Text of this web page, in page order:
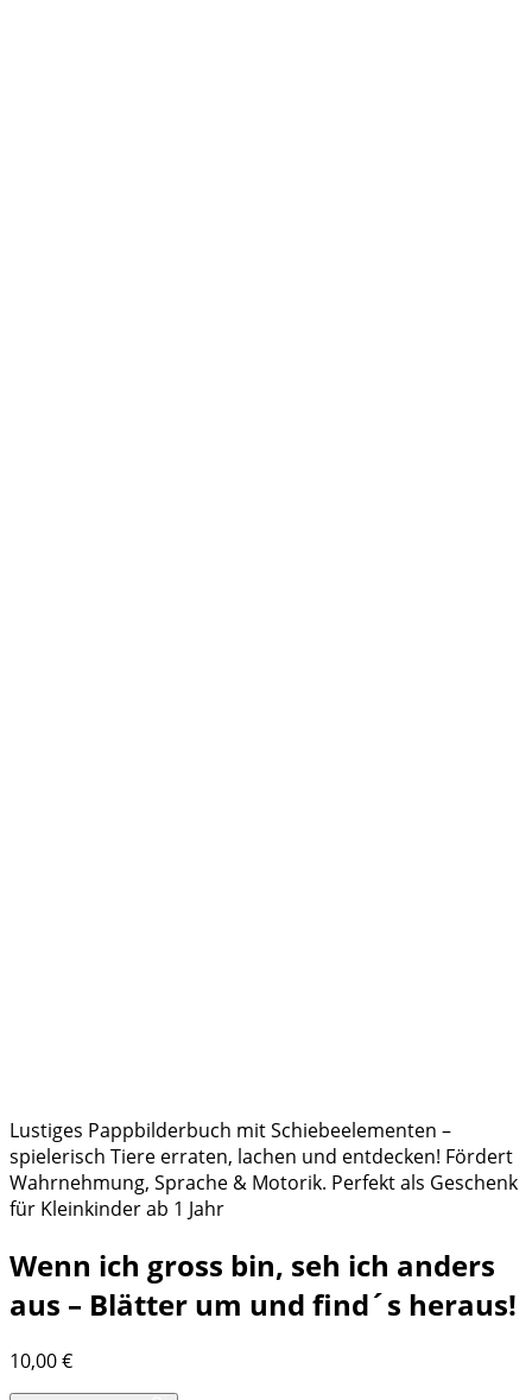
Lustiges Pappbilderbuch mit Schiebeelementen –
spielerisch Tiere erraten, lachen und entdecken! Fördert
Wahrnehmung, Sprache & Motorik. Perfekt als Geschenk
für Kleinkinder ab 1 Jahr
Wenn ich gross bin, seh ich anders
aus – Blätter um und find´s heraus!
10,00€